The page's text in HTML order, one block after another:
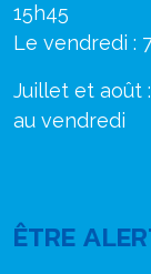
15h45
Le vendredi :
Juillet et août
au vendredi
ÊTRE